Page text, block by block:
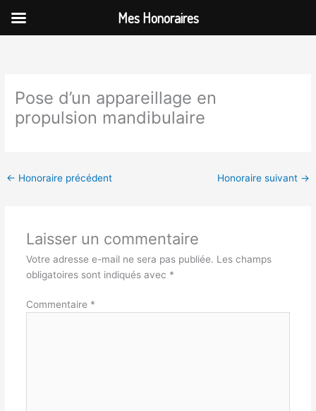
contenu
Pose d’un appareillage en
propulsion mandibulaire
← Honoraire précédent Honoraire suivant →
Laisser un commentaire
Votre adresse e-mail ne sera pas publiée. Les champs
obligatoires sont indiqués avec *
Commentaire *
Mes Honoraires